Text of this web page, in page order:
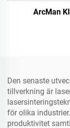
ArcMan
Den senaste
tillverkning är
för olika
produktivitet